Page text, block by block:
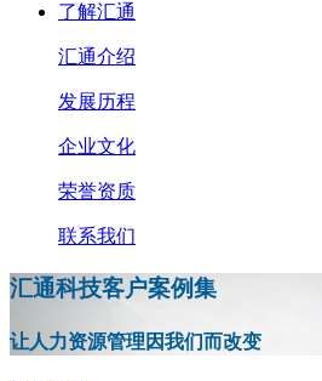
了解汇通
汇通介绍
发展历程
企业文化
荣誉资质
联系我们
汇通科技客户案例集
让人力资源管理因我们而改变